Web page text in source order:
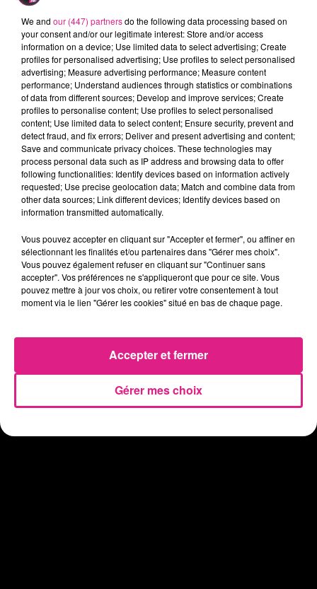
heure à tuer » dans le Wake Up des Lorrains
entre 6h et 9h30.
FIL ACTUS
7 août 2026
Lorraine : une journée pas comme les autres au Parc animalier de...
Metz : une distribution de lunette gratuite pour voir l’éclipse
5 août 2026
Casting de Woof : l'Euro-Métropole de Metz part à la recherche de...
Officiel : Gauthier Hein quitte le FC Metz pour l'OGC Nice
4 août 2026
Officiel : le lac de Madine reporte son feu d’artifice
4 août 2026
Eclipse Solaire du 12 août : où voir ce phénomène en Lorraine ?
Chalets de Noël solidaires : la ville de Metz lance un appel à...
Vosges : les feux d’artifice de Gérardmer sont annulés
We and our (447) partnersdo the following data processing based on
your consent and/or our legitimate interest: Store and/or access
information on a device; Use limited data to select advertising; Create
profiles for personalised advertising; Use profiles to select personalised
advertising; Measure advertising performance; Measure content
performance; Understand audiences through statistics or combinations
of data from different sources; Develop and improve services; Create
profiles to personalise content; Use profiles to select personalised
content; Use limited data to select content; Ensure security, prevent and
detect fraud, and fix errors; Deliver and present advertising and content;
Save and communicate privacy choices. These technologies may
process personal data such as IP address and browsing data to offer
following functionalities: Identify devices based on information actively
requested; Use precise geolocation data; Match and combine data from
other data sources; Link different devices; Identify devices based on
information transmitted automatically.
Vous pouvez accepter en cliquant sur "Accepter et fermer", ou affiner en
sélectionnant les finalités et/ou partenaires dans "Gérer mes choix".
Vous pouvez également refuser en cliquant sur "Continuer sans
accepter". Vos préférences ne s'appliqueront que pour ce site. Vous
pouvez mettre à jour vos choix, ou retirer votre consentement à tout
moment via le lien "Gérer les cookies" situé en bas de chaque page.
Gérer mes choix
Accepter et fermer